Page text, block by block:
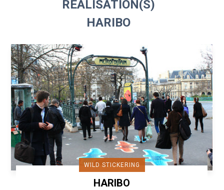
REALISATION(S)
HARIBO
WILD STICKERING
HARIBO